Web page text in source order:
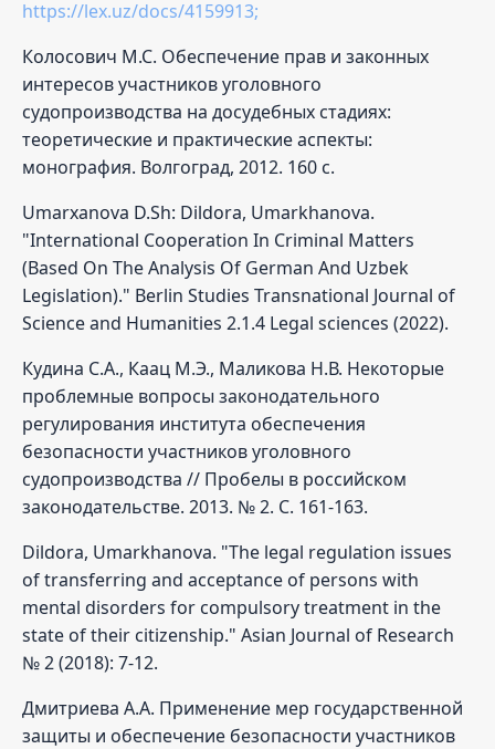
https://lex.uz/docs/4159913;
Колосович М.С. Обеспечение прав и законных
интересов участников уголовного
судопроизводства на досудебных стадиях:
теоретические и практические аспекты:
монография. Волгоград, 2012. 160 с.
Umarxanova D.Sh: Dildora, Umarkhanova.
"International Cooperation In Criminal Matters
(Based On The Analysis Of German And Uzbek
Legislation)." Berlin Studies Transnational Journal of
Science and Humanities 2.1.4 Legal sciences (2022).
Кудина С.А., Каац М.Э., Маликова Н.В. Некоторые
проблемные вопросы законодательного
регулирования института обеспечения
безопасности участников уголовного
судопроизводства // Пробелы в российском
законодательстве. 2013. № 2. С. 161-163.
Dildora, Umarkhanova. "The legal regulation issues
of transferring and acceptance of persons with
mental disorders for compulsory treatment in the
state of their citizenship." Asian Journal of Research
№ 2 (2018): 7-12.
Дмитриева А.А. Применение мер государственной
защиты и обеспечение безопасности участников